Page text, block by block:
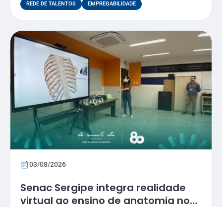
REDE DE TALENTOS EMPREGABILIDADE
03/08/2026
Senac Sergipe integra realidade
virtual ao ensino de anatomia no